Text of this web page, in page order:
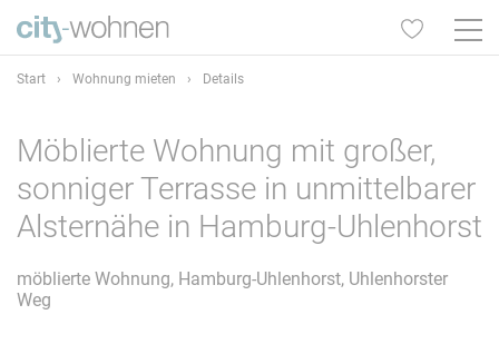
Start › Wohnung mieten › Details
Möblierte Wohnung mit großer,
sonniger Terrasse in unmittelbarer
Alsternähe in Hamburg-Uhlenhorst
möblierte Wohnung, Hamburg-Uhlenhorst, Uhlenhorster
Weg